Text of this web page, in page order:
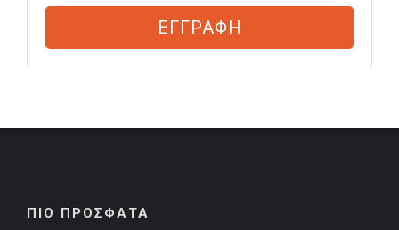
ΕΓΓΡΑΦΗ
ΠΙΟ ΠΡΟΣΦΑΤΑ